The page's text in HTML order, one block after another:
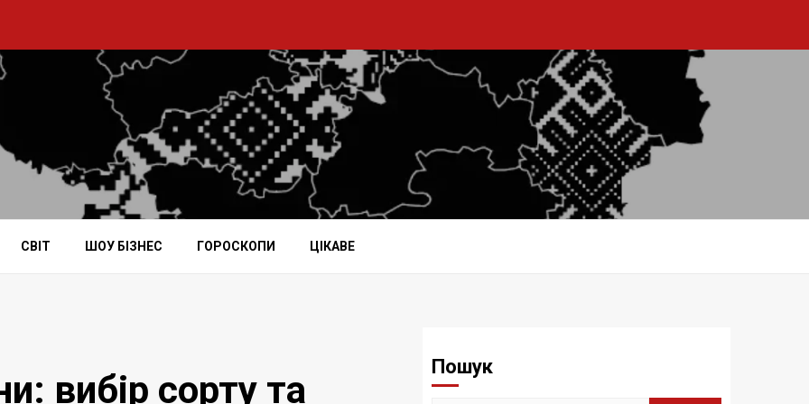
СВІТ ШОУ БІЗНЕС ГОРОСКОПИ ЦІКАВЕ
вибір сорту та
Пошук